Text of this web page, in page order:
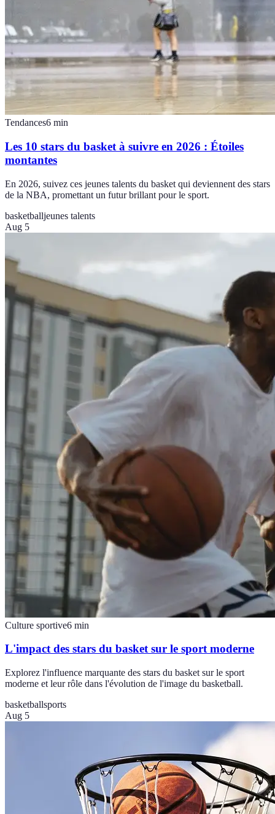
Tendances6 min
Les 10 stars du basket à suivre en 2026 : Étoiles
montantes
En 2026, suivez ces jeunes talents du basket qui deviennent des stars
de la NBA, promettant un futur brillant pour le sport.
basketballjeunes talents
Aug 5
Culture sportive6 min
L'impact des stars du basket sur le sport moderne
Explorez l'influence marquante des stars du basket sur le sport
moderne et leur rôle dans l'évolution de l'image du basketball.
basketballsports
Aug 5